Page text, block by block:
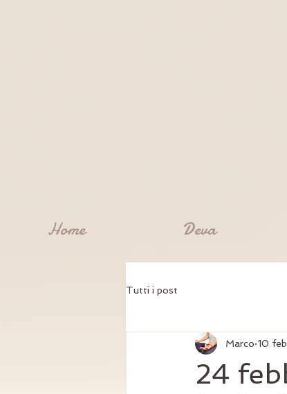
Home Deva
Tutti i post
24
Marco 10